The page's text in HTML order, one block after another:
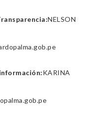
NELSON
KARINA